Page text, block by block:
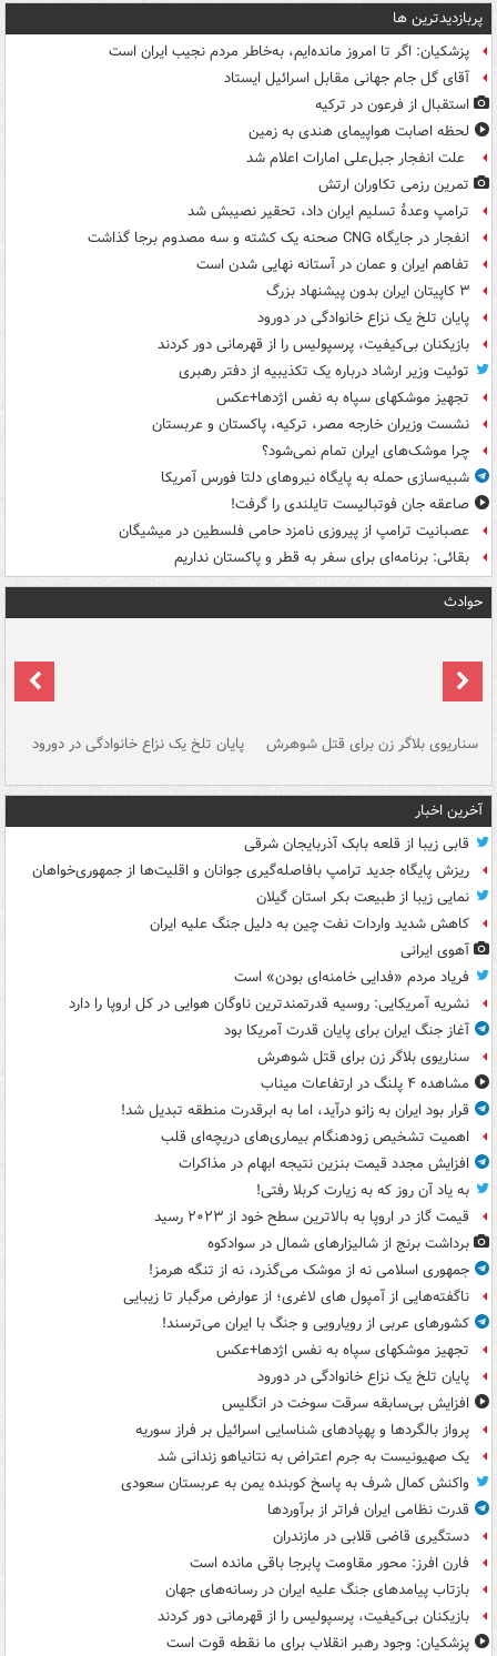
پربازدیدترین ها
پزشکیان: اگر تا امروز مانده‌ایم، به‌خاطر مردم نجیب ایران است
آقای گل جام جهانی مقابل اسرائیل ایستاد
استقبال از فرعون در ترکیه
لحظه اصابت هواپیمای هندی به زمین
علت انفجار جبل‌علی امارات اعلام شد
تمرین رزمی تکاوران ارتش
ترامپ وعدۀ تسلیم ایران داد، تحقیر نصیبش شد
انفجار در جایگاه CNG صحنه یک کشته و سه مصدوم برجا گذاشت
تفاهم ایران و عمان در آستانه نهایی شدن است
۳ کاپیتان ایران بدون پیشنهاد بزرگ
پایان تلخ یک نزاع خانوادگی در دورود
بازیکنان بی‌کیفیت، پرسپولیس را از قهرمانی دور کردند
توئیت وزیر ارشاد درباره یک تکذیبیه از دفتر رهبری
تجهیز موشکهای سپاه به نفس اژدها+عکس
نشست وزیران خارجه مصر، ترکیه، پاکستان و عربستان
چرا موشک‌های ایران تمام نمی‌شود؟
شبیه‌سازی حمله به پایگاه نیروهای دلتا فورس آمریکا
صاعقه جان فوتبالیست تایلندی را گرفت!
عصبانیت ترامپ از پیروزی نامزد حامی فلسطین در میشیگان
بقائی: برنامه‌ای برای سفر به قطر و پاکستان نداریم
حوادث
سناریوی بلاگر زن برای قتل شوهرش پایان تلخ یک نزاع خانوادگی در دورود
آخرین اخبار
قابی زیبا از قلعه بابک آذربایجان شرقی
ریزش پایگاه جدید ترامپ بافاصله‌گیری جوانان و اقلیت‌ها از جمهوری‌خواهان
نمایی زیبا از طبیعت بکر استان گیلان
کاهش شدید واردات نفت چین به دلیل جنگ علیه ایران
آهوی ایرانی
فریاد مردم «فدایی خامنه‌ای بودن» است
نشریه آمریکایی: روسیه قدرتمندترین ناوگان هوایی در کل اروپا را دارد
آغاز جنگ ایران برای پایان قدرت آمریکا بود
سناریوی بلاگر زن برای قتل شوهرش
مشاهده ۴ پلنگ در ارتفاعات میناب
قرار بود ایران به زانو درآید، اما به ابرقدرت منطقه تبدیل شد!
اهمیت تشخیص زودهنگام بیماری‌های دریچه‌ای قلب
افزایش مجدد قیمت بنزین نتیجه ابهام در مذاکرات
به یاد آن روز که به زیارت کربلا رفتی!
قیمت گاز در اروپا به بالاترین سطح خود از ۲۰۲۳ رسید
برداشت برنج از شالیزارهای شمال در سوادکوه
جمهوری اسلامی نه از موشک می‌گذرد، نه از تنگه هرمز!
ناگفته‌هایی از آمپول های لاغری؛ از عوارض مرگبار تا زیبایی
کشورهای عربی از رویارویی و جنگ با ایران می‌ترسند!
تجهیز موشکهای سپاه به نفس اژدها+عکس
پایان تلخ یک نزاع خانوادگی در دورود
افزایش بی‌سابقه سرقت سوخت در انگلیس
پرواز بالگردها و پهپادهای شناسایی اسرائیل بر فراز سوریه
یک صهیونیست به جرم اعتراض به نتانیاهو زندانی شد
واکنش کمال شرف به پاسخ کوبنده یمن به عربستان سعودی
قدرت نظامی ایران فراتر از برآوردها
دستگیری قاضی قلابی در مازندران
فارن افرز: محور مقاومت پابرجا باقی مانده است
بازتاب پیامدهای جنگ علیه ایران در رسانه‌های جهان
بازیکنان بی‌کیفیت، پرسپولیس را از قهرمانی دور کردند
پزشکیان: وجود رهبر انقلاب برای ما نقطه قوت است